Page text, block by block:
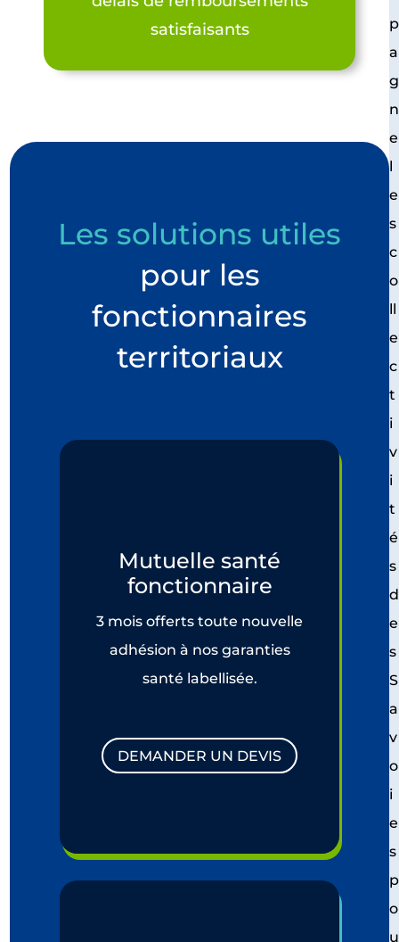
satisfaisants
Les solutions utiles
pour les
fonctionnaires
territoriaux
Mutuelle santé
fonctionnaire
3 mois offerts toute nouvelle
adhésion à nos garanties
santé labellisée.
DEMANDER UN DEVIS
p
a
g
n
e
l
e
s
c
o
ll
e
c
t
i
v
i
t
é
s
d
e
s
S
a
v
o
i
e
s
p
o
u